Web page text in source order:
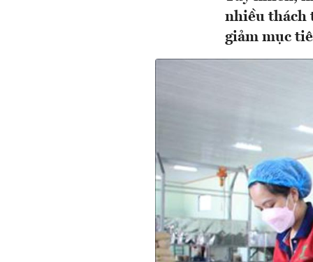
nhiều thách
giảm mục